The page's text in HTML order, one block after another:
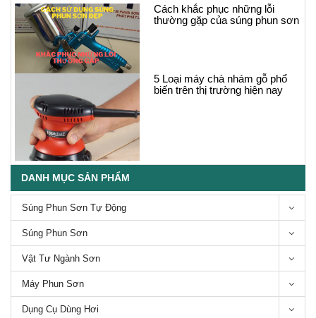
Cách khắc phục những lỗi
thường gặp của súng phun sơn
5 Loại máy chà nhám gỗ phổ
biến trên thị trường hiện nay
TOP 3 máy chà nhám Makita
DANH MỤC SẢN PHẨM
Súng Phun Sơn Tự Động
Súng Phun Sơn
Vật Tư Ngành Sơn
Máy Phun Sơn
Dụng Cụ Dùng Hơi